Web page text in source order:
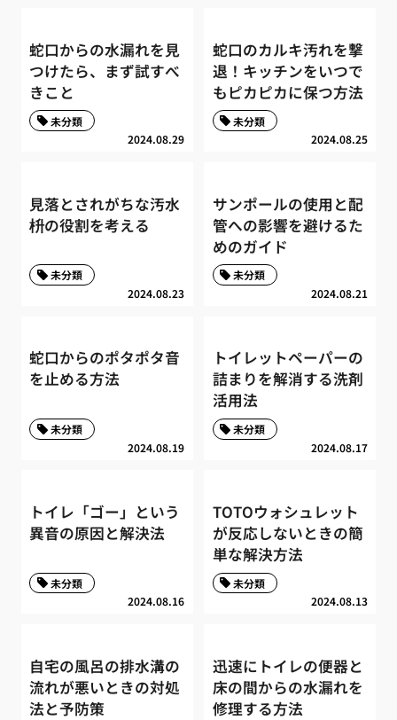
蛇口からの水漏れを見
つけたら、まず試すべ
きこと
2024.08.29
未分類
蛇口のカルキ汚れを撃
退！キッチンをいつで
もピカピカに保つ方法
2024.08.25
未分類
見落とされがちな汚水
枡の役割を考える
2024.08.23
未分類
サンポールの使用と配
管への影響を避けるた
めのガイド
2024.08.21
未分類
蛇口からのポタポタ音
を止める方法
2024.08.19
未分類
トイレットペーパーの
詰まりを解消する洗剤
活用法
2024.08.17
未分類
トイレ「ゴー」という
異音の原因と解決法
2024.08.16
未分類
TOTOウォシュレット
が反応しないときの簡
単な解決方法
2024.08.13
未分類
自宅の風呂の排水溝の
流れが悪いときの対処
法と予防策
迅速にトイレの便器と
床の間からの水漏れを
修理する方法